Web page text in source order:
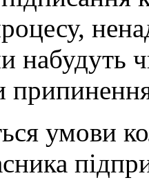
набудуть
умови